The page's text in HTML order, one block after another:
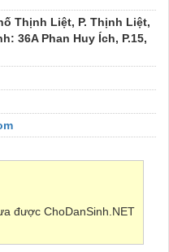
Thịnh Liệt, P. Thịnh Liệt,
36A Phan Huy Ích, P.15,
được ChoDanSinh.NET